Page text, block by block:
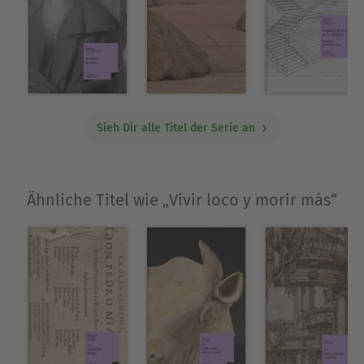
Sieh Dir alle Titel der Serie an
Ähnliche Titel wie „Vivir loco y morir más“